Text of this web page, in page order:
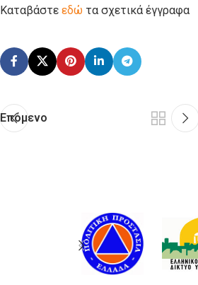
Καταβάστε εδώ τα σχετικά έγγραφα
Επόμενο